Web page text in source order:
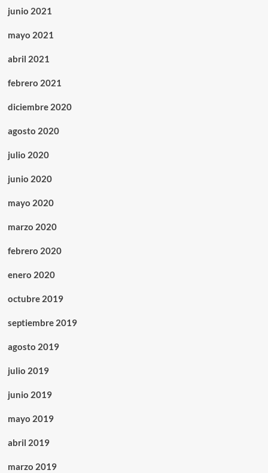
junio 2021
mayo 2021
abril 2021
febrero 2021
diciembre 2020
agosto 2020
julio 2020
junio 2020
mayo 2020
marzo 2020
febrero 2020
enero 2020
octubre 2019
septiembre 2019
agosto 2019
julio 2019
junio 2019
mayo 2019
abril 2019
marzo 2019